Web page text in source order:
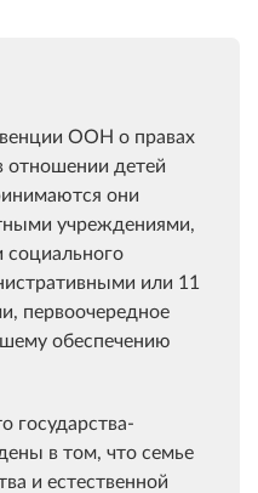
ООН о правах
отношении детей
они
учреждениями,
или 11
первоочередное
обеспечению
государства-
в том, что семье
и естественной